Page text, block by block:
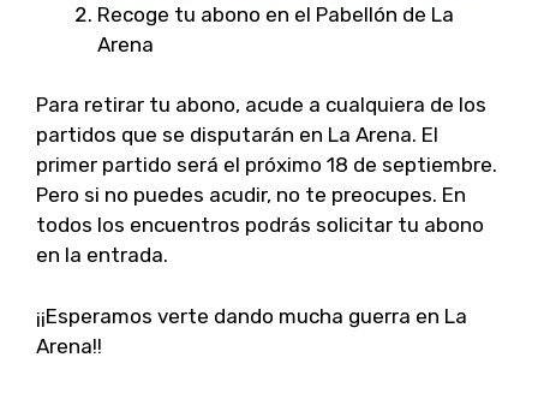
Recoge tu abono en el Pabellón de La
Arena
Para retirar tu abono, acude a cualquiera de los
partidos que se disputarán en La Arena. El
primer partido será el próximo 18 de septiembre.
Pero si no puedes acudir, no te preocupes. En
todos los encuentros podrás solicitar tu abono
en la entrada.
¡¡Esperamos verte dando mucha guerra en La
Arena!!